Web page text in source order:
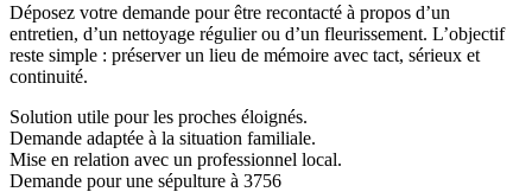
Déposez votre demande pour être recontacté à propos d’un
entretien, d’un nettoyage régulier ou d’un fleurissement. L’objectif
reste simple : préserver un lieu de mémoire avec tact, sérieux et
continuité.
Solution utile pour les proches éloignés.
Demande adaptée à la situation familiale.
Mise en relation avec un professionnel local.
Demande pour une sépulture à 3756